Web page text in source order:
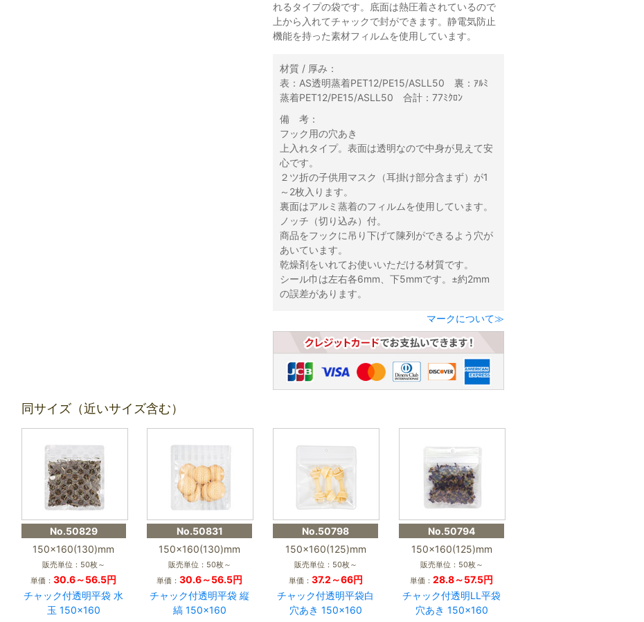
れるタイプの袋です。底面は熱圧着されているので
上から入れてチャックで封ができます。静電気防止
機能を持った素材フィルムを使用しています。
材質 / 厚み：
表：AS透明蒸着PET12/PE15/ASLL50 裏：ｱﾙﾐ
蒸着PET12/PE15/ASLL50 合計：77ﾐｸﾛﾝ
備 考：
フック用の穴あき
上入れタイプ。表面は透明なので中身が見えて安
心です。
２ツ折の子供用マスク（耳掛け部分含まず）が1
～2枚入ります。
裏面はアルミ蒸着のフィルムを使用しています。
ノッチ（切り込み）付。
商品をフックに吊り下げて陳列ができるよう穴が
あいています。
乾燥剤をいれてお使いいただける材質です。
シール巾は左右各6mm、下5mmです。±約2mm
の誤差があります。
マークについて≫
同サイズ（近いサイズ含む）
No.50829
150×160(130)mm
販売単位：50枚～
単価：30.6～56.5円
チャック付透明平袋 水
玉 150×160
No.50831
150×160(130)mm
販売単位：50枚～
単価：30.6～56.5円
チャック付透明平袋 縦
縞 150×160
No.50798
150×160(125)mm
販売単位：50枚～
単価： 37.2～66円
チャック付透明平袋白
穴あき 150×160
No.50794
150×160(125)mm
販売単位：50枚～
単価：28.8～57.5円
チャック付透明LL平袋
穴あき 150×160